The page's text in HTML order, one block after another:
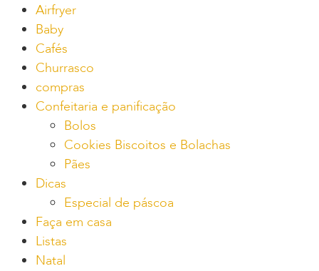
Airfryer
Baby
Cafés
Churrasco
compras
Confeitaria e panificação
Bolos
Cookies Biscoitos e Bolachas
Pães
Dicas
Especial de páscoa
Faça em casa
Listas
Natal